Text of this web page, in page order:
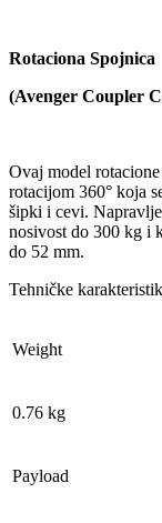
Rotaciona Spojnica
(Avenger Coupler
Ovaj model
rotacijom 360° koja
šipki i cevi.
nosivost do 300 kg i
do 52 mm.
Tehničke
Weight
0.76 kg
Payload